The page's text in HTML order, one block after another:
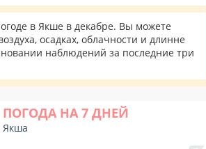
в Якше в декабре. Вы можете
осадках, облачности и длинне
наблюдений за последние три
ПОГОДА НА 7 ДНЕЙ
Якша